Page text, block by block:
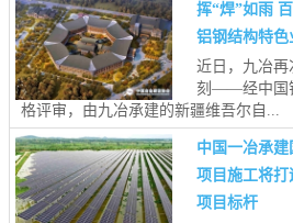
挥“焊”如雨
铝钢结构特
近日，九冶
刻——经中国
格评审，由九冶承建的新疆维吾尔自...
中国一冶承
项目施工将
项目标杆